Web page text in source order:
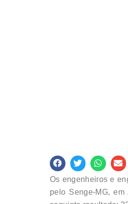
Os engenheiros e
pelo Senge-MG,